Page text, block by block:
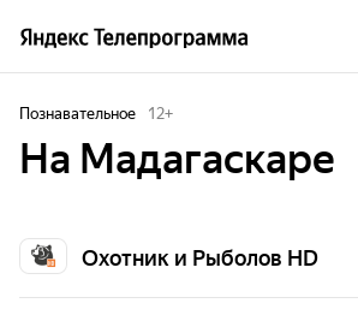
Познавательное 12+
На Мадагаскаре
Охотник и Рыболов HD